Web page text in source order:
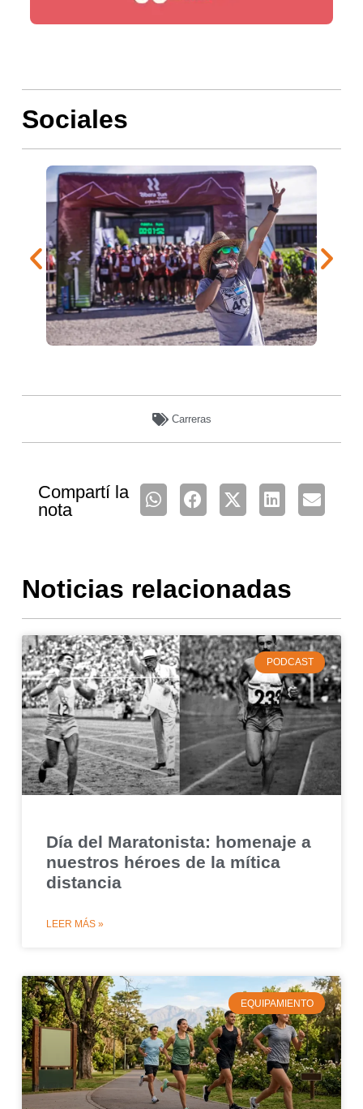
Sociales
Carreras
Compartí la
nota
Noticias relacionadas
PODCAST
Día del Maratonista: homenaje a
nuestros héroes de la mítica
distancia
LEER MÁS »
EQUIPAMIENTO